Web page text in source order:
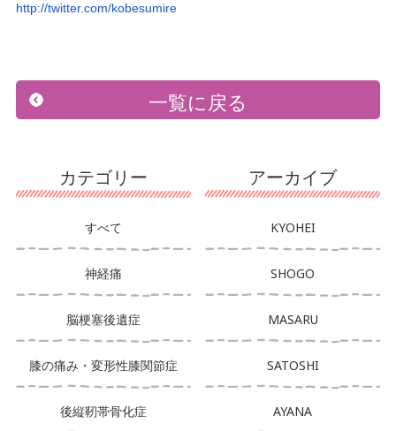
カテゴリー
すべて
神経痛
脳梗塞後遺症
膝の痛み・変形性膝関節症
後縦靭帯骨化症
アーカイブ
KYOHEI
SHOGO
MASARU
SATOSHI
AYANA
http://twitter.com/kobesumire
一覧に戻る